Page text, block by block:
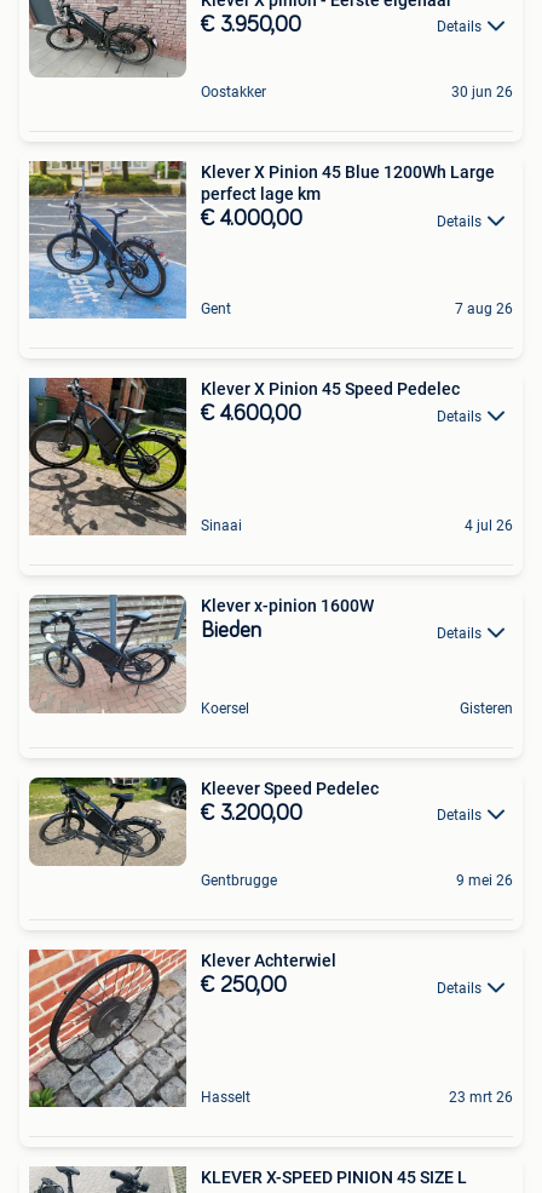
€ 3.950,00 Details
Oostakker 30 jun 26
Klever X Pinion 45 Blue 1200Wh Large
perfect lage km
€ 4.000,00 Details
Gent 7 aug 26
Klever X Pinion 45 Speed Pedelec
€ 4.600,00 Details
Sinaai 4 jul 26
Klever x-pinion 1600W
Bieden Details
Koersel Gisteren
Kleever Speed Pedelec
€ 3.200,00 Details
Gentbrugge 9 mei 26
Klever Achterwiel
€ 250,00 Details
Hasselt 23 mrt 26
KLEVER X-SPEED PINION 45 SIZE L